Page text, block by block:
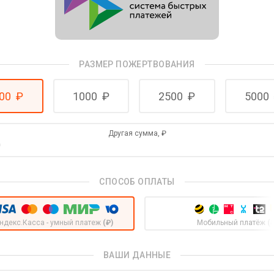
РАЗМЕР ПОЖЕРТВОВАНИЯ
₽ 1000 ₽ 2500 ₽ 5000
Другая сумма, ₽
СПОСОБ ОПЛАТЫ
- умный платеж (₽) Мобильный платёж
ВАШИ ДАННЫЕ